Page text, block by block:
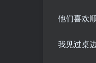
他们喜欢
我见过桌